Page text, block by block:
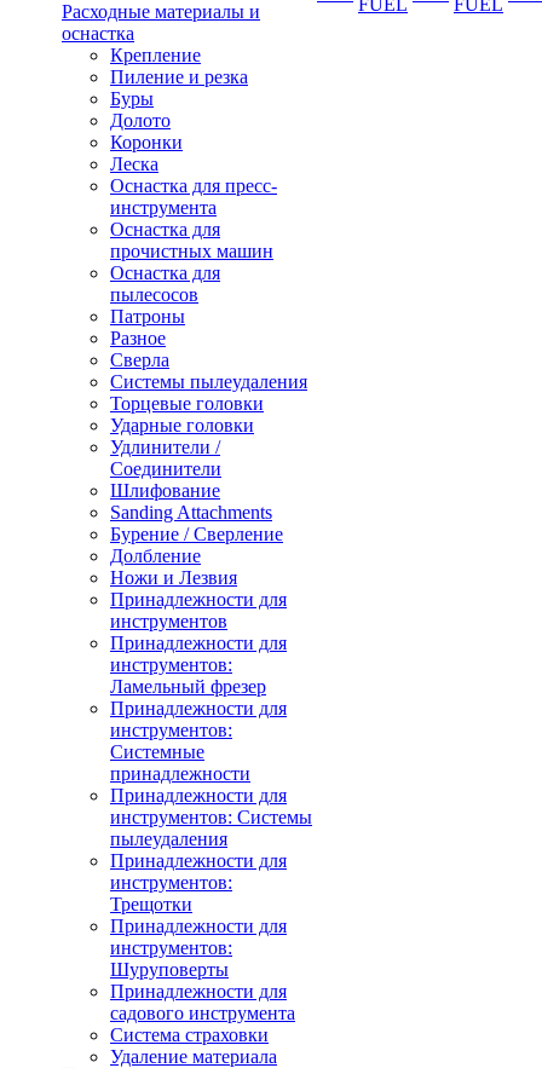
Расходные материалы и
оснастка
Крепление
Пиление и резка
Буры
Долото
Коронки
Леска
Оснастка для пресс-
инструмента
Оснастка для
прочистных машин
Оснастка для
пылесосов
Патроны
Разное
Сверла
Системы пылеудаления
Торцевые головки
Ударные головки
Удлинители /
Соединители
Шлифование
Sanding Attachments
Бурение / Сверление
Долбление
Ножи и Лезвия
Принадлежности для
инструментов
Принадлежности для
инструментов:
Ламельный фрезер
Принадлежности для
инструментов:
Системные
принадлежности
Принадлежности для
инструментов: Системы
пылеудаления
Принадлежности для
инструментов:
Трещотки
Принадлежности для
инструментов:
Шуруповерты
Принадлежности для
садового инструмента
Система страховки
Удаление материала